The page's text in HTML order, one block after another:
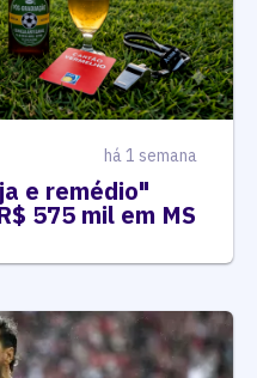
há 1 semana
e remédio"
575 mil em MS